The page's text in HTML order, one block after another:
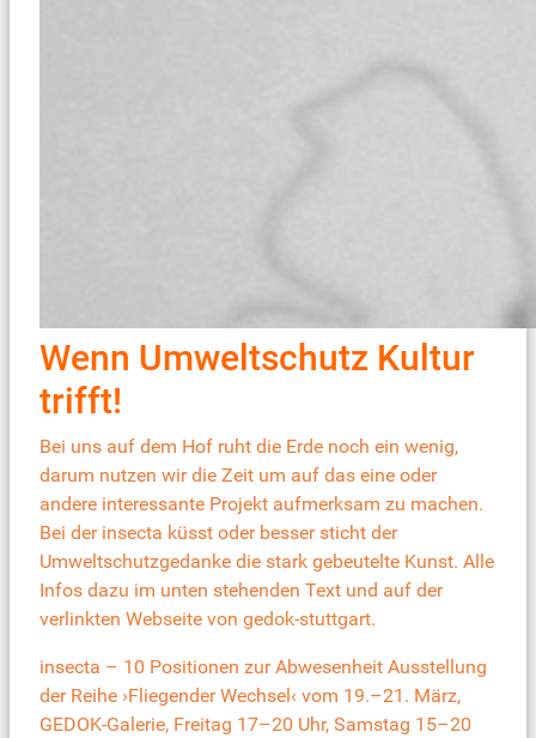
Wenn Umweltschutz Kultur
trifft!
Bei uns auf dem Hof ruht die Erde noch ein wenig,
darum nutzen wir die Zeit um auf das eine oder
andere interessante Projekt aufmerksam zu machen.
Bei der insecta küsst oder besser sticht der
Umweltschutzgedanke die stark gebeutelte Kunst. Alle
Infos dazu im unten stehenden Text und auf der
verlinkten Webseite von gedok-stuttgart.
insecta – 10 Positionen zur Abwesenheit Ausstellung
der Reihe ›Fliegender Wechsel‹ vom 19.–21. März,
GEDOK-Galerie, Freitag 17–20 Uhr, Samstag 15–20